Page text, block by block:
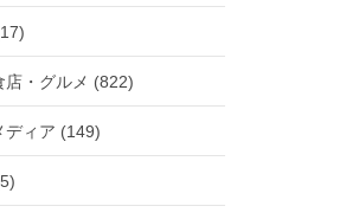
店・グルメ (822)
ディア (149)